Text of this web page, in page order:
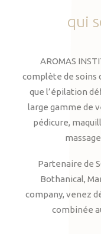
qui
AROMAS
complète de soins
que l’épilation
large gamme de
pédicure,
Partenaire de
Bothanical,
company, venez
combinée